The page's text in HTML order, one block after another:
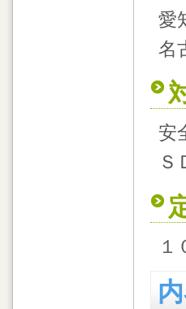
愛
名
安
１